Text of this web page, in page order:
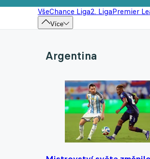
VšeChance Liga2. LigaPremier
Více
Argentina